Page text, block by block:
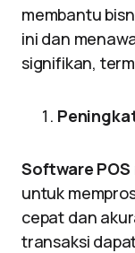
membantu
ini dan
signifikan,
Software POS
untuk
cepat dan
transaksi